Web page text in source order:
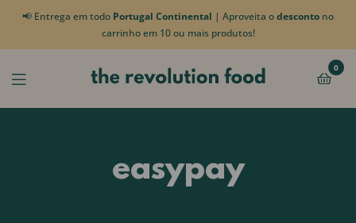
📢 Entrega em todo Portugal Continental | Aproveita odesconto no
carrinho em 10 ou mais produtos!
0
easypay